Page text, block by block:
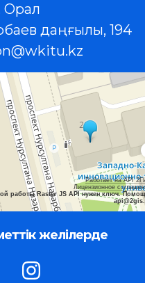
Орал
даңғылы, 194
Работает на API
Лицензионное
работы Raster JS API нужен ключ.
желілерде